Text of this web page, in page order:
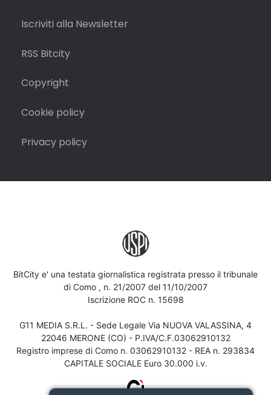
Iscriviti alla Newsletter
RSS Bitcity
Copyright
Cookie policy
Privacy policy
BitCity e' una testata giornalistica registrata presso il tribunale
di Como , n. 21/2007 del 11/10/2007
Iscrizione ROC n. 15698
G11 MEDIA S.R.L. - Sede Legale Via NUOVA VALASSINA, 4
22046 MERONE (CO) - P.IVA/C.F.03062910132
Registro imprese di Como n. 03062910132 - REA n. 293834
CAPITALE SOCIALE Euro 30.000 i.v.